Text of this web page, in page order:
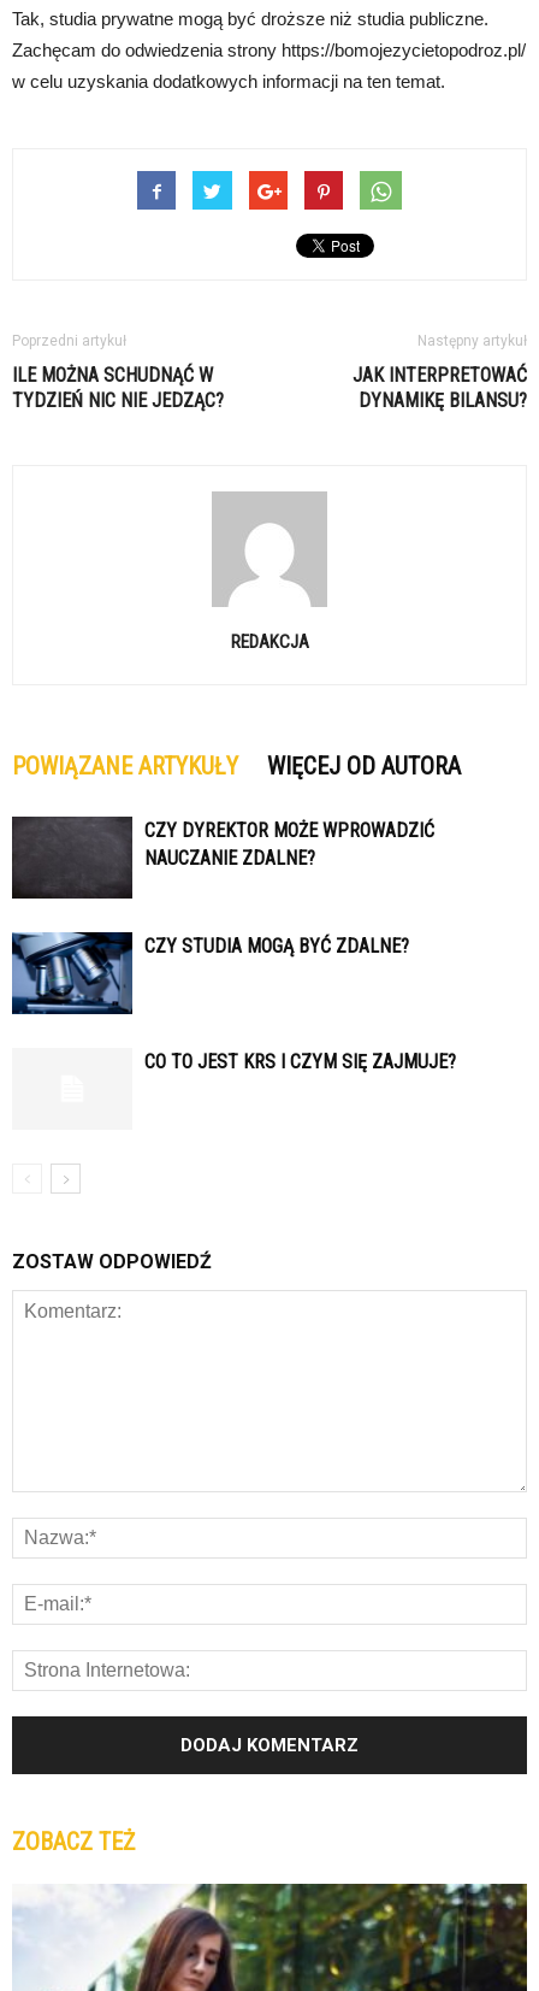
Tak, studia prywatne mogą być droższe niż studia publiczne.
Zachęcam do odwiedzenia strony https://bomojezycietopodroz.pl/
w celu uzyskania dodatkowych informacji na ten temat.
Poprzedni artykuł
ILE MOŻNA SCHUDNĄĆ W
TYDZIEŃ NIC NIE JEDZĄC?
Następny artykuł
JAK INTERPRETOWAĆ
DYNAMIKĘ BILANSU?
REDAKCJA
POWIĄZANE ARTYKUŁY WIĘCEJ OD AUTORA
CZY DYREKTOR MOŻE WPROWADZIĆ
NAUCZANIE ZDALNE?
CZY STUDIA MOGĄ BYĆ ZDALNE?
CO TO JEST KRS I CZYM SIĘ ZAJMUJE?
ZOSTAW ODPOWIEDŹ
ZOBACZ TEŻ